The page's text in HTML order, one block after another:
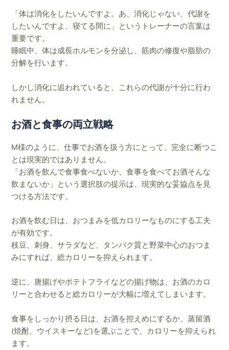
「体は消化をしたいんですよ。あ、消化じゃない、代謝を
したいんですよ、寝てる間に」というトレーナーの言葉は
重要です。
睡眠中、体は成長ホルモンを分泌し、筋肉の修復や脂肪の
分解を行います。
しかし消化に追われていると、これらの代謝が十分に行わ
れません。
お酒と食事の両立戦略
M様のように、仕事でお酒を扱う方にとって、完全に断つこ
とは現実的ではありません。
「お酒を飲んで食事食べないか、食事を食べてお酒そんな
飲まないか」という選択肢の提示は、現実的な妥協点を見
つける方法です。
お酒を飲む日は、おつまみを低カロリーなものにする工夫
が有効です。
枝豆、刺身、サラダなど、タンパク質と野菜中心のおつま
みにすれば、総カロリーを抑えられます。
逆に、唐揚げやポテトフライなどの揚げ物は、お酒のカロ
リーと合わせると総カロリーが大幅に増えてしまいます。
食事をしっかり摂る日は、お酒を控えめにするか、蒸留酒
(焼酎、ウイスキーなど)を選ぶことで、カロリーを抑えられ
ます。